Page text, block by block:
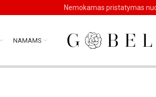
NAMAMS
Nemokamas pristatymas